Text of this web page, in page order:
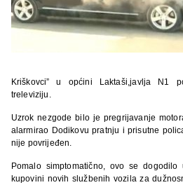
Kriškovci” u općini Laktaši,javlja N1
treleviziju.
Uzrok nezgode bilo je pregrijavanje
alarmirao Dodikovu pratnju i prisutne
nije povrijeđen.
Pomalo simptomatično, ovo se
kupovini novih službenih vozila za